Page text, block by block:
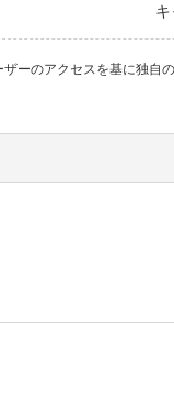
ザーのアクセスを基に独自